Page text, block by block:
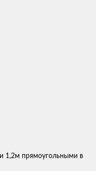
1,2м прямоугольными в